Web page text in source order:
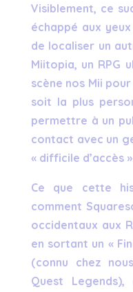
Visiblement, ce
échappé aux
de localiser un
Miitopia, un RPG
scène nos Mii
soit la plus
permettre à un
contact avec un
« difficile d’accès
Ce que cette
comment
occidentaux aux
en sortant un «
(connu chez
Quest